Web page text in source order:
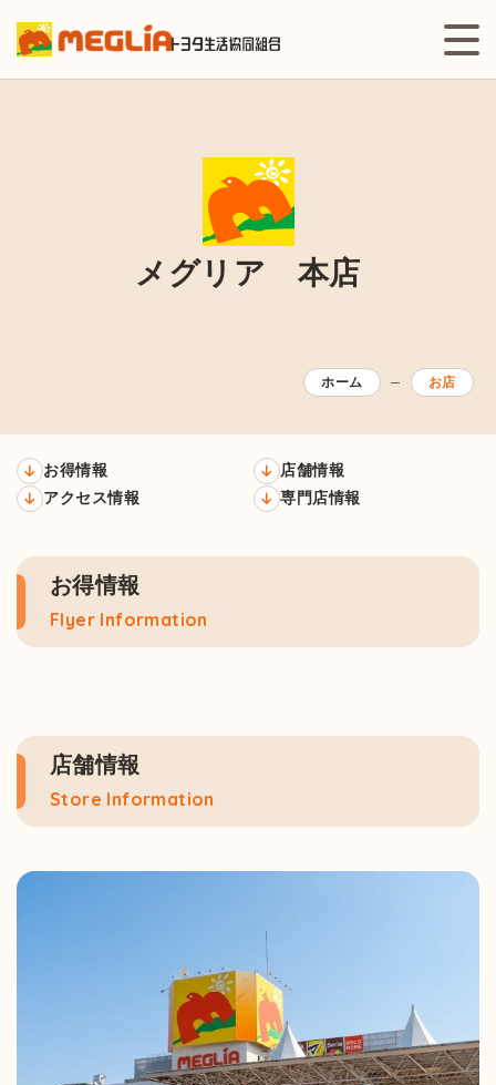
メグリア 本店
ホーム お店
お得情報
店舗情報
アクセス情報
専門店情報
お得情報
Flyer Information
店舗情報
Store Information